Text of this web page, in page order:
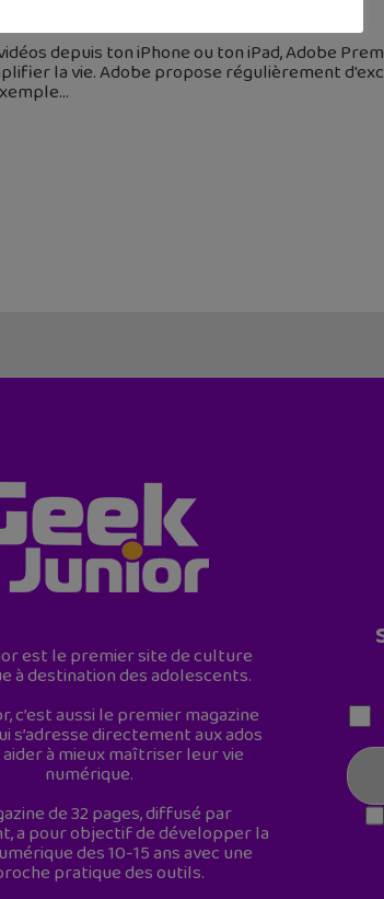
depuis ton iPhone ou ton iPad, Adobe
la vie. Adobe propose régulièrement
est le premier site de culture
à destination des adolescents.
c’est aussi le premier magazine
s’adresse directement aux ados
à mieux maîtriser leur vie
numérique.
de 32 pages, diffusé par
a pour objectif de développer la
des 10-15 ans avec une
pratique des outils.